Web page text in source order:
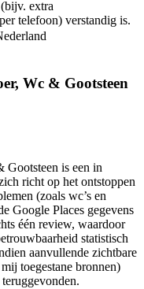
extra
telefoon) verstandig is.
Wc & Gootsteen
is een in
richt op het ontstoppen
(zoals wc’s en
Google Places gegevens
één review, waardoor
statistisch
aanvullende zichtbare
toegestane bronnen)